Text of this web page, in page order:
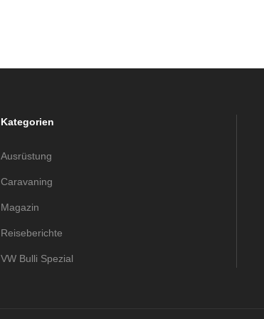
Kategorien
Ausrüstung
Caravaning
Magazin
Reiseberichte
VW Bulli Spezial